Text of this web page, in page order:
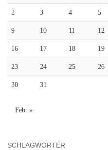
2 3 4 5
9 10 11 12
16 17 18 19
23 24 25 26
30 31
Feb. »
SCHLAGWÖRTER